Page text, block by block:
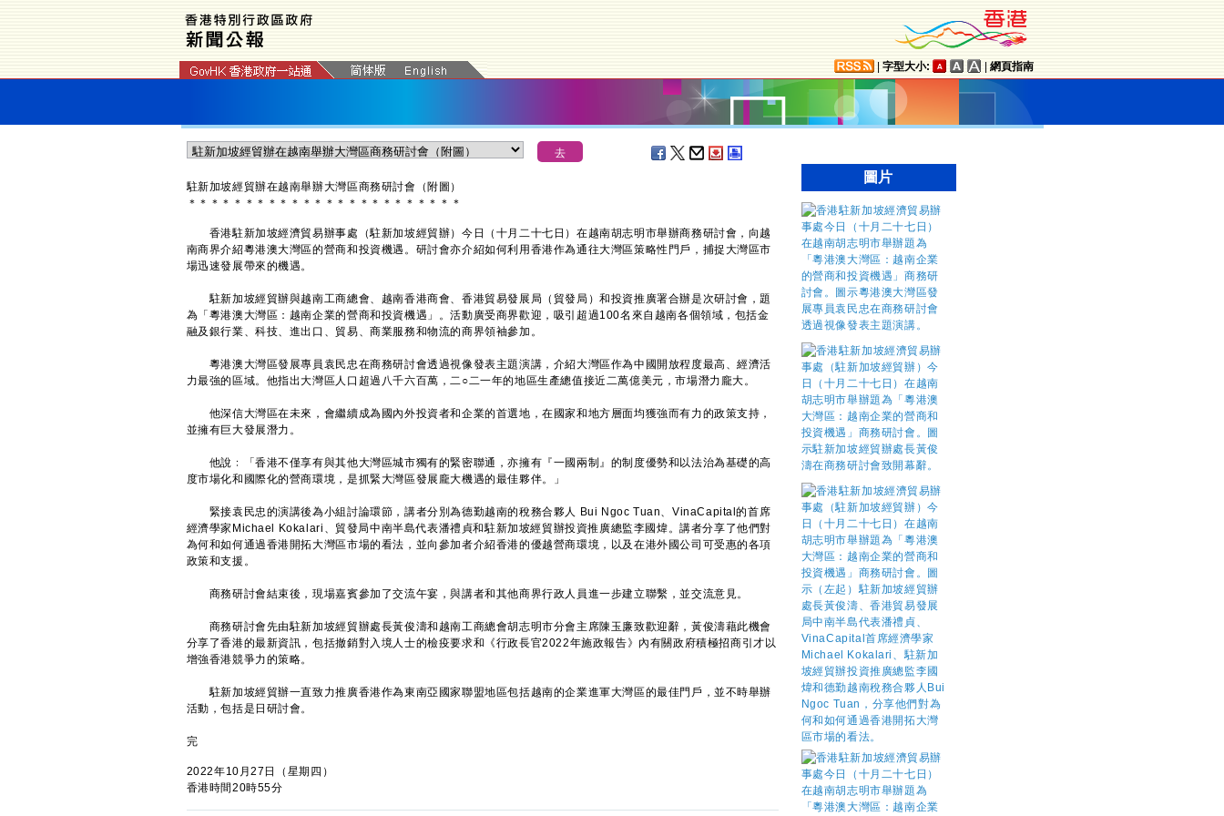
字型大小: 網頁指南
駐新加坡經貿辦在越南舉辦大灣區商務研討會（附圖）
＊ ＊ ＊ ＊ ＊ ＊ ＊ ＊ ＊ ＊ ＊ ＊ ＊ ＊ ＊ ＊ ＊ ＊ ＊ ＊ ＊ ＊ ＊ ＊
香港駐新加坡經濟貿易辦事處（駐新加坡經貿辦）今日（十月二十七日）在越南胡志明市舉辦商務研討會，向越
南商界介紹粵港澳大灣區的營商和投資機遇。研討會亦介紹如何利用香港作為通往大灣區策略性門戶，捕捉大灣區市
場迅速發展帶來的機遇。
駐新加坡經貿辦與越南工商總會、越南香港商會、香港貿易發展局（貿發局）和投資推廣署合辦是次研討會，題
為「粵港澳大灣區：越南企業的營商和投資機遇」。活動廣受商界歡迎，吸引超過100名來自越南各個領域，包括金
融及銀行業、科技、進出口、貿易、商業服務和物流的商界領袖參加。
粵港澳大灣區發展專員袁民忠在商務研討會透過視像發表主題演講，介紹大灣區作為中國開放程度最高、經濟活
力最強的區域。他指出大灣區人口超過八千六百萬，二○二一年的地區生產總值接近二萬億美元，市場潛力龐大。
他深信大灣區在未來，會繼續成為國內外投資者和企業的首選地，在國家和地方層面均獲強而有力的政策支持，
並擁有巨大發展潛力。
他說﹕「香港不僅享有與其他大灣區城市獨有的緊密聯通，亦擁有『一國兩制』的制度優勢和以法治為基礎的高
度市場化和國際化的營商環境，是抓緊大灣區發展龐大機遇的最佳夥伴。」
緊接袁民忠的演講後為小組討論環節，講者分別為德勤越南的稅務合夥人 Bui Ngoc Tuan、VinaCapital的首席
經濟學家Michael Kokalari、貿發局中南半島代表潘禮貞和駐新加坡經貿辦投資推廣總監李國煒。講者分享了他們對
為何和如何通過香港開拓大灣區市場的看法，並向參加者介紹香港的優越營商環境，以及在港外國公司可受惠的各項
政策和支援。
商務研討會結束後，現場嘉賓參加了交流午宴，與講者和其他商界行政人員進一步建立聯繫，並交流意見。
商務研討會先由駐新加坡經貿辦處長黃俊濤和越南工商總會胡志明市分會主席陳玉廉致歡迎辭，黃俊濤藉此機會
分享了香港的最新資訊，包括撤銷對入境人士的檢疫要求和《行政長官2022年施政報告》內有關政府積極招商引才以
增強香港競爭力的策略。
駐新加坡經貿辦一直致力推廣香港作為東南亞國家聯盟地區包括越南的企業進軍大灣區的最佳門戶，並不時舉辦
活動，包括是日研討會。
完
2022年10月27日（星期四）
香港時間20時55分
圖片